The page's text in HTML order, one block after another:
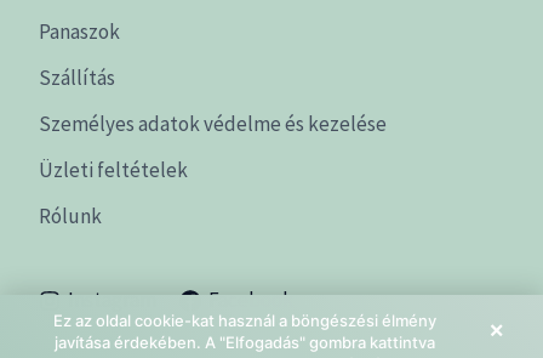
Panaszok
Szállítás
Személyes adatok védelme és kezelése
Üzleti feltételek
Rólunk
Instagram Facebook
Ez az oldal cookie-kat használ a böngészési élmény
javítása érdekében. A "Elfogadás" gombra kattintva
×